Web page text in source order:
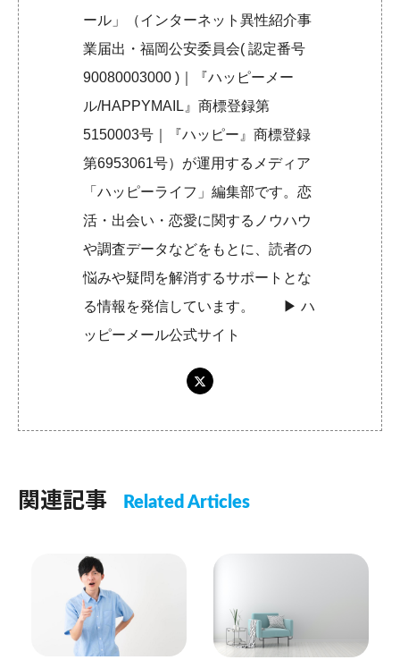
ール」（インターネット異性紹介事
業届出・福岡公安委員会( 認定番号
90080003000 )｜『ハッピーメー
ル/HAPPYMAIL』商標登録第
5150003号｜『ハッピー』商標登録
第6953061号）が運用するメディア
「ハッピーライフ」編集部です。恋
活・出会い・恋愛に関するノウハウ
や調査データなどをもとに、読者の
悩みや疑問を解消するサポートとな
る情報を発信しています。 ▶︎ハ
ッピーメール公式サイト
関連記事 Related Articles